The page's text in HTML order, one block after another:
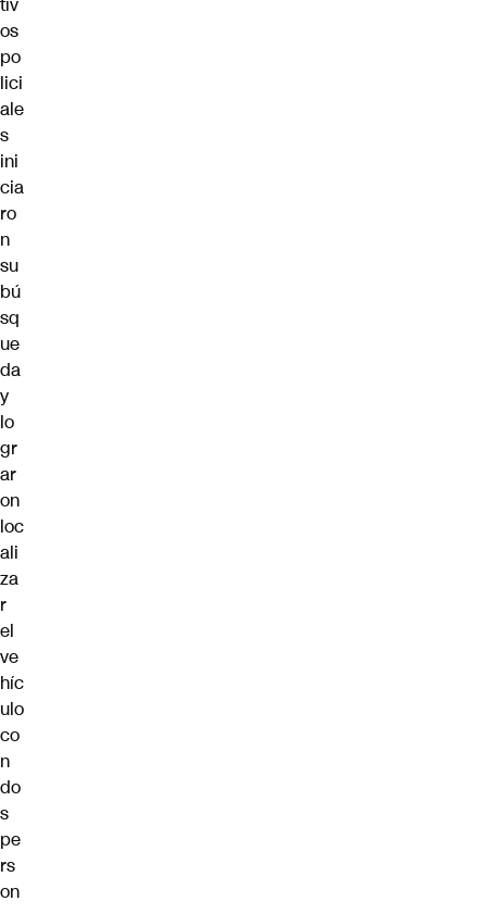
os
po
lici
ale
s
ini
cia
ro
n
su
bú
sq
ue
da
y
lo
gr
ar
on
loc
ali
za
r
el
ve
híc
ulo
co
n
do
s
pe
rs
on